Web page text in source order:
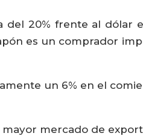
del 20% frente al dólar
es un comprador
un 6% en el
mercado de